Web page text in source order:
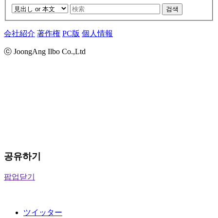
검색
会社紹介 著作権 PC版 個人情報
ⓒ JoongAng Ilbo Co.,Ltd
공유하기
팝업닫기
ツイッター